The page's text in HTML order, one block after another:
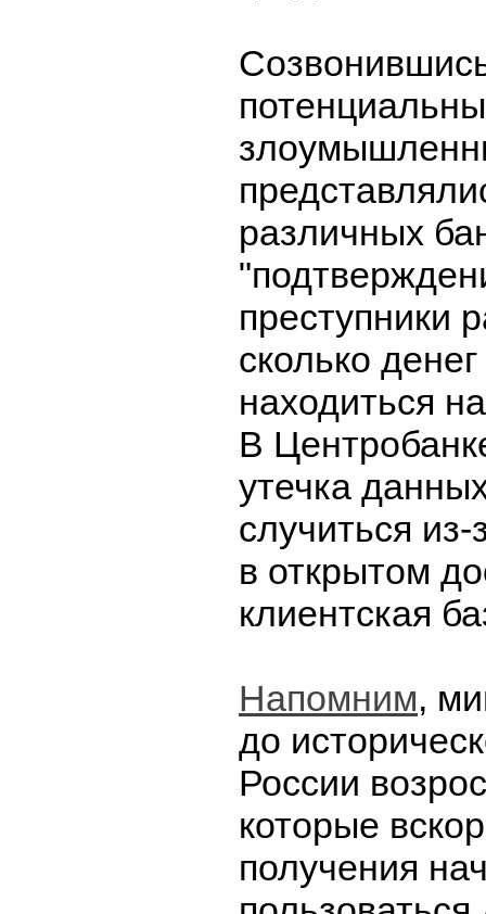
различных
преступники
сколько
находиться
В
утечка
случиться из-
в открытом
клиентская
Напомним,
до
России
которые
получения